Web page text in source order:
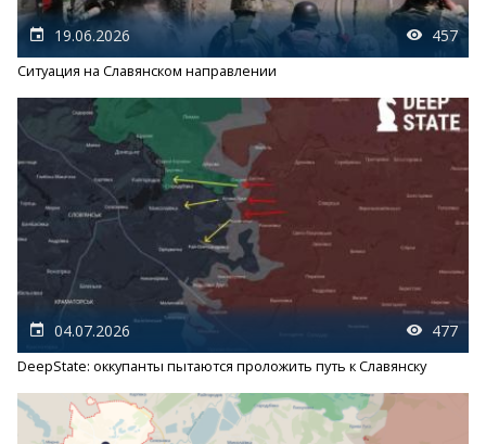
19.06.2026 457
Ситуация на Славянском направлении
04.07.2026 477
DeepState: оккупанты пытаются проложить путь к Славянску